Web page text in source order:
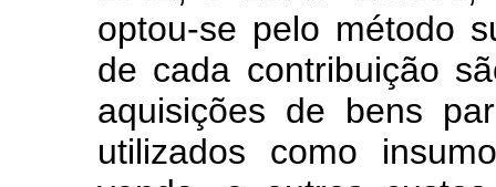
optou-se pelo método
de cada contribuição
aquisições de bens
utilizados como